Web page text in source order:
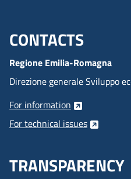
Menu footer
CONTACTS
Regione Emilia-Romagna
Direzione generale Sviluppo
For information
For technical issues
TRANSPARENCY